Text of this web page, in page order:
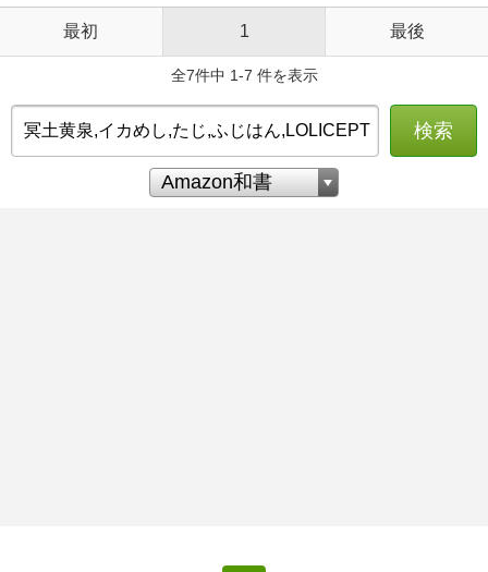
最初 1 最後
全7件中 1-7 件を表示
検索